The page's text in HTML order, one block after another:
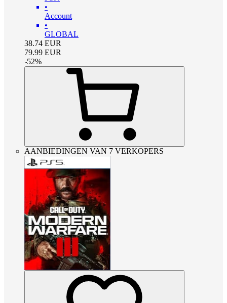
•
Account
•
GLOBAL
38.74 EUR
79.99 EUR
-52%
AANBIEDINGEN VAN 7 VERKOPERS